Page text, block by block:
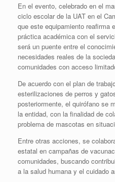
En el evento, celebrado en el
ciclo escolar de la UAT en el
que este equipamiento reafirma
práctica académica con el
será un puente entre el
necesidades reales de la
comunidades con acceso
De acuerdo con el plan de
esterilizaciones de perros y
posteriormente, el quirófano se
la entidad, con la finalidad de
problema de mascotas en
Entre otras acciones, se
estatal en campañas de
comunidades, buscando
a la salud humana y el cuidado